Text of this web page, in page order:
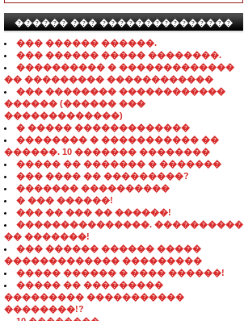
������ ��� ���������������
��� ������ ������.
��� ������ ����� ��������.
���������� � �������������
�� ��������� ������������
��� �������� ������������
������ (������ ���
�������������)
� ����� �������������
�������� � ����������� ��
������. 10 ������� ��������
����� �� ������� � �������
��� ���� �� ���������?
������� ����������
� ��� ������!
��� �� ��� �� ������!
���������������. ����������
�� �������!
��� ������ ������ �����
������������� ���������
����� ������ � ���� ������!
����� �� ���������
��������� �����������
��������!?